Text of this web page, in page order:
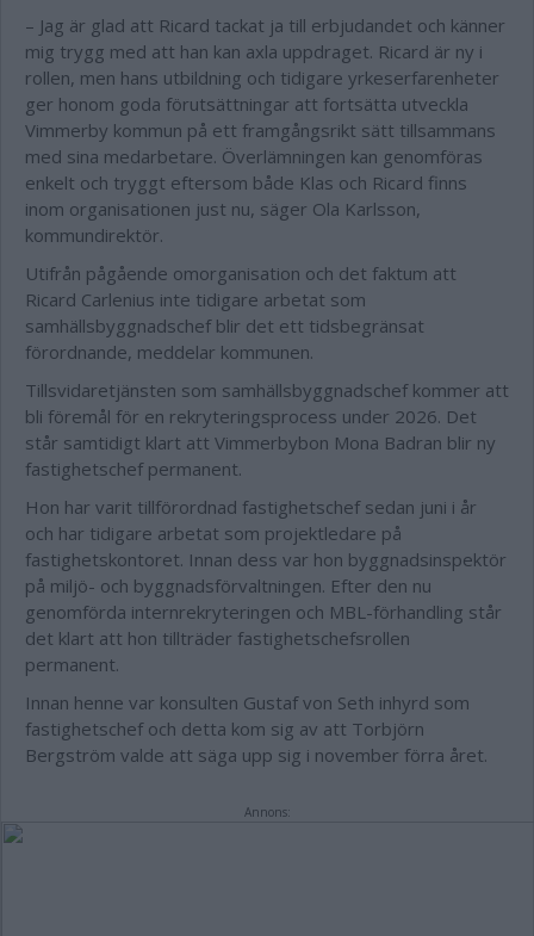
– Jag är glad att Ricard tackat ja till erbjudandet och känner
mig trygg med att han kan axla uppdraget. Ricard är ny i
rollen, men hans utbildning och tidigare yrkeserfarenheter
ger honom goda förutsättningar att fortsätta utveckla
Vimmerby kommun på ett framgångsrikt sätt tillsammans
med sina medarbetare. Överlämningen kan genomföras
enkelt och tryggt eftersom både Klas och Ricard finns
inom organisationen just nu, säger Ola Karlsson,
kommundirektör.
Utifrån pågående omorganisation och det faktum att
Ricard Carlenius inte tidigare arbetat som
samhällsbyggnadschef blir det ett tidsbegränsat
förordnande, meddelar kommunen.
Tillsvidaretjänsten som samhällsbyggnadschef kommer att
bli föremål för en rekryteringsprocess under 2026. Det
står samtidigt klart att Vimmerbybon Mona Badran blir ny
fastighetschef permanent.
Hon har varit tillförordnad fastighetschef sedan juni i år
och har tidigare arbetat som projektledare på
fastighetskontoret. Innan dess var hon byggnadsinspektör
på miljö- och byggnadsförvaltningen. Efter den nu
genomförda internrekryteringen och MBL-förhandling står
det klart att hon tillträder fastighetschefsrollen
permanent.
Innan henne var konsulten Gustaf von Seth inhyrd som
fastighetschef och detta kom sig av att Torbjörn
Bergström valde att säga upp sig i november förra året.
Annons: